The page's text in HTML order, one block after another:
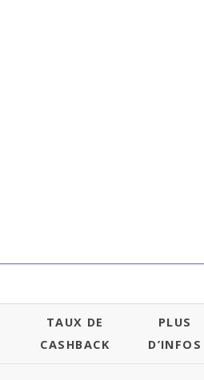
TAUX DE
CASHBACK
PLUS
D’INFOS